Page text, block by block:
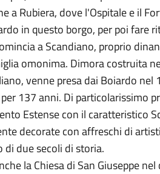
a Rubiera, dove l'Ospitale e il
in questo borgo, per poi fare
a Scandiano, proprio
omonima. Dimora costruita
venne presa dai Boiardo nel
137 anni. Di particolarissimo
Estense con il caratteristico
decorate con affreschi di
di due secoli di storia.
la Chiesa di San Giuseppe